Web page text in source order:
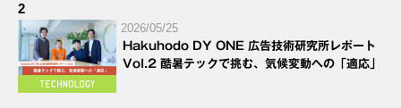
2
2026/05/25
Hakuhodo DY ONE 広告技術研究所レポート
Vol.2 酷暑テックで挑む、気候変動への「適応」